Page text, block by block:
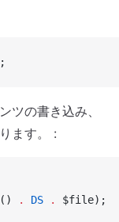
ツの書き込み、
ます。 :
() . DS .
$file);